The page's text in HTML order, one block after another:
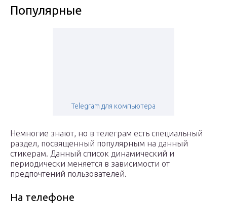
Популярные
Telegram для компьютера
Немногие знают, но в телеграм есть специальный
раздел, посвященный популярным на данный
стикерам. Данный список динамический и
периодически меняется в зависимости от
предпочтений пользователей.
На телефоне